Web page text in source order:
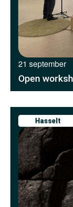
21 september
Open
Hasselt